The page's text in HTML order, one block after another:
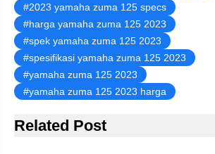
2023 yamaha zuma 125 specs
harga yamaha zuma 125 2023
spek yamaha zuma 125 2023
spesifikasi yamaha zuma 125 2023
yamaha zuma 125 2023
yamaha zuma 125 2023 harga
Related Post